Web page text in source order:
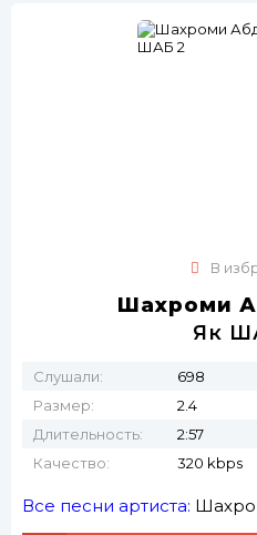
В
Шахроми
Як
Слушали:
698
Размер:
2.4
Длительность:
2:57
Качество:
320 kbps
Все песни артиста: